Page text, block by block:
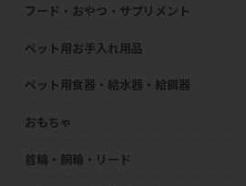
フード・おやつ・サプリメント
ペット用お手入れ用品
ペット用食器・給水器・給餌器
おもちゃ
首輪・胴輪・リード